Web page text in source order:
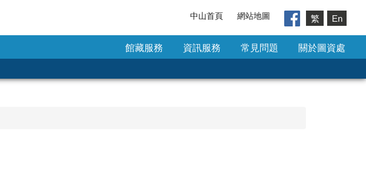
中山首頁 網站地圖 繁 En
館藏服務 資訊服務 常見問題 關於圖資處